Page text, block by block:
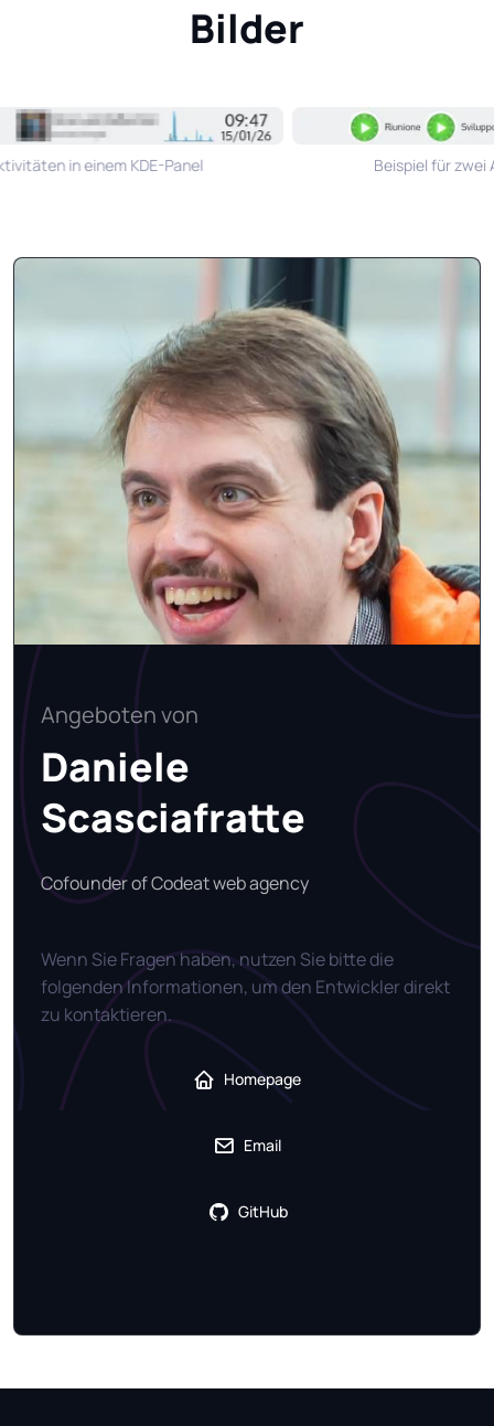
Bilder
in einem KDE-Panel Beispiel für zwei
Angeboten von
Daniele
Scasciafratte
Cofounder of Codeat web agency
Wenn Sie Fragen haben, nutzen Sie bitte die
folgenden Informationen, um den Entwickler direkt
zu kontaktieren.
Homepage
Email
GitHub